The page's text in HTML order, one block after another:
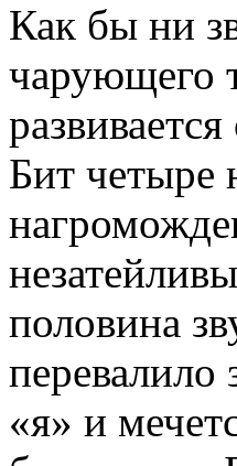
Как бы ни
чарующего
Бит четыре
половина
перевалило
«я» и